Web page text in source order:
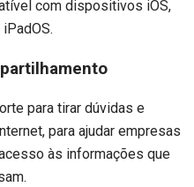
com dispositivos iOS,
para tirar dúvidas e
para ajudar empresas
às informações que